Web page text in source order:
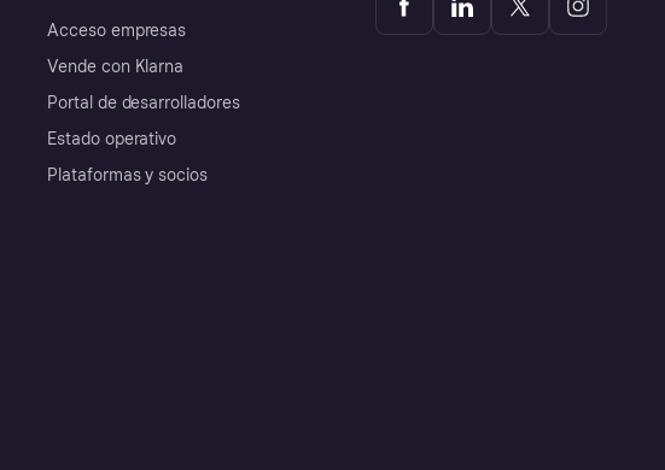
Acceso empresas
Vende con Klarna
Portal de desarrolladores
Estado operativo
Plataformas y socios